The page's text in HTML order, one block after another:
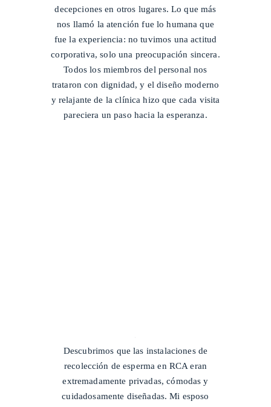
decepciones en otros lugares. Lo que más
nos llamó la atención fue lo humana que
fue la experiencia: no tuvimos una actitud
corporativa, solo una preocupación sincera.
Todos los miembros del personal nos
trataron con dignidad, y el diseño moderno
y relajante de la clínica hizo que cada visita
pareciera un paso hacia la esperanza.
Descubrimos que las instalaciones de
recolección de esperma en RCA eran
extremadamente privadas, cómodas y
cuidadosamente diseñadas. Mi esposo